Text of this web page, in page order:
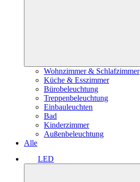
Wohnzimmer & Schlafzimmer
Küche & Esszimmer
Bürobeleuchtung
Treppenbeleuchtung
Einbauleuchten
Bad
Kinderzimmer
Außenbeleuchtung
Alle
LED